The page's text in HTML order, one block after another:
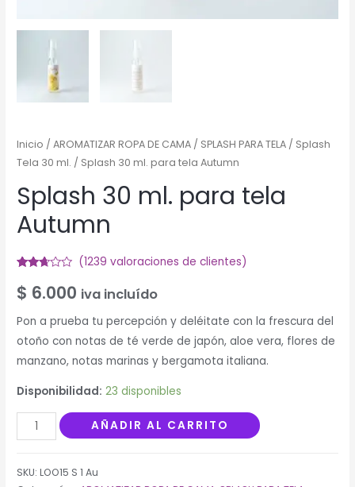
Inicio /AROMATIZAR ROPA DE CAMA / SPLASH PARA TELA / Splash
Tela 30 ml. / Splash 30 ml. para tela Autumn
Splash 30 ml. para tela
Autumn
2.56
sobre
basado
puntuaciones
clientes
(1239 valoraciones de clientes)
$ 6.000 iva incluído
Pon a prueba tu percepción y deléitate con la frescura del
otoño con notas de té verde de japón, aloe vera, flores de
manzano, notas marinas y bergamota italiana.
Disponibilidad: 23 disponibles
Splash
30
para
AÑADIR AL CARRITO
SKU:LOO15 S 1 Au